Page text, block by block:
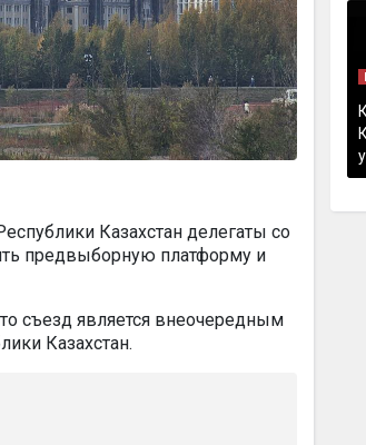
Казахстан делегаты со
предвыборную платформу и
съезд является внеочередным
Казахстан.